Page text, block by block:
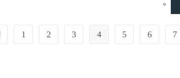
1 2 3 4 5 6 7